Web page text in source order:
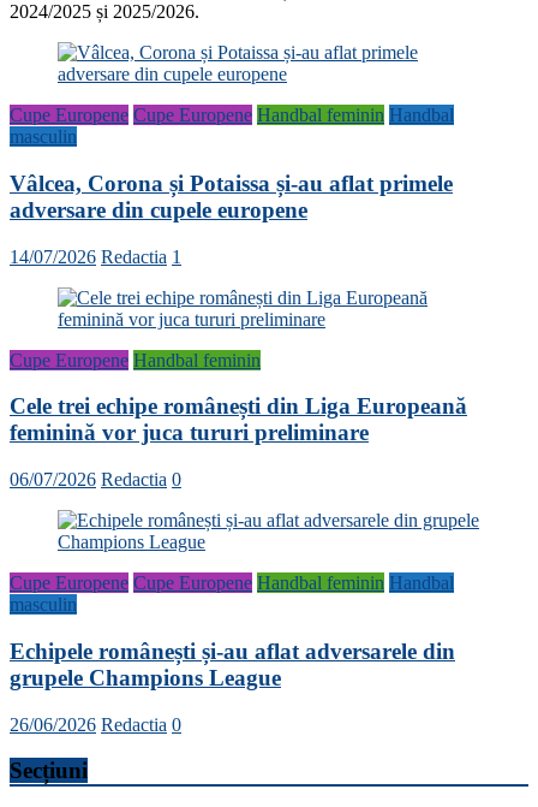
2024/2025 și 2025/2026.
Cupe Europene Cupe Europene Handbal feminin Handbal
masculin
Vâlcea, Corona și Potaissa și-au aflat primele
adversare din cupele europene
14/07/2026 Redactia 1
Cupe Europene Handbal feminin
Cele trei echipe românești din Liga Europeană
feminină vor juca tururi preliminare
06/07/2026 Redactia 0
Cupe Europene Cupe Europene Handbal feminin Handbal
masculin
Echipele românești și-au aflat adversarele din
grupele Champions League
26/06/2026 Redactia 0
Secțiuni